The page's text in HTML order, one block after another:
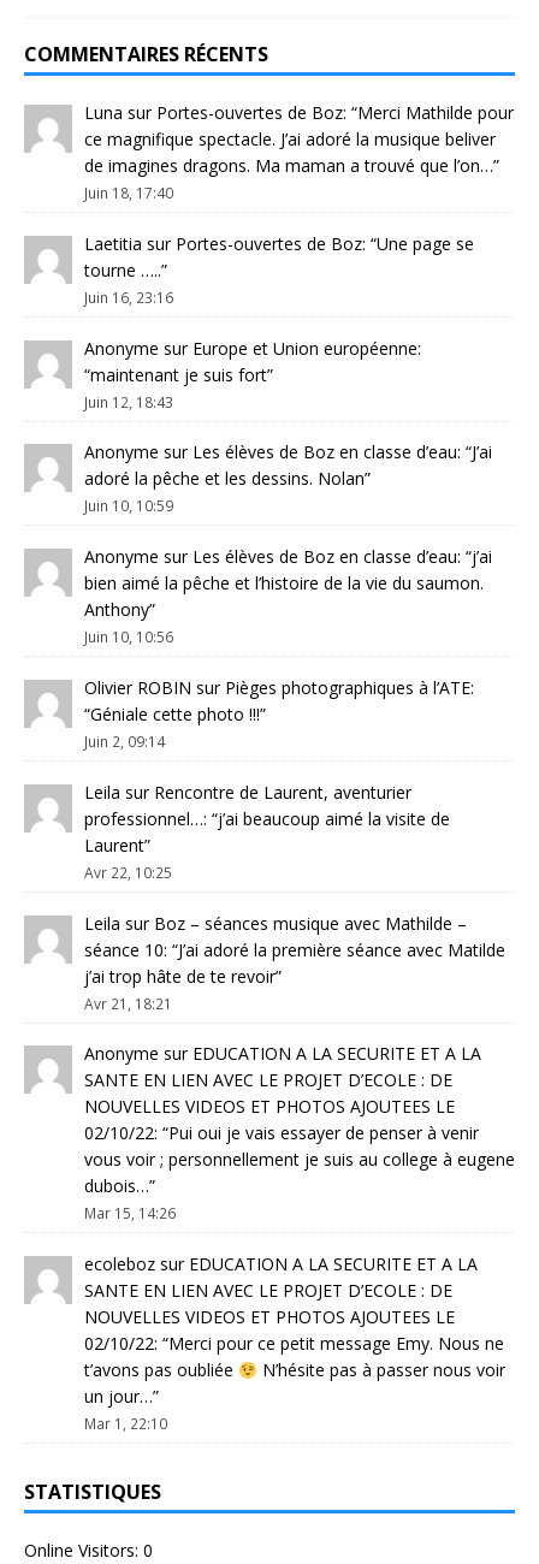
COMMENTAIRES RÉCENTS
Luna sur Portes-ouvertes de Boz: “Merci Mathilde pour
ce magnifique spectacle. J’ai adoré la musique beliver
de imagines dragons. Ma maman a trouvé que l’on…”
Juin 18, 17:40
Laetitia sur Portes-ouvertes de Boz: “Une page se
tourne …..”
Juin 16, 23:16
Anonyme sur Europe et Union européenne:
“maintenant je suis fort”
Juin 12, 18:43
Anonyme sur Les élèves de Boz en classe d’eau: “J’ai
adoré la pêche et les dessins. Nolan”
Juin 10, 10:59
Anonyme sur Les élèves de Boz en classe d’eau: “j’ai
bien aimé la pêche et l’histoire de la vie du saumon.
Anthony”
Juin 10, 10:56
Olivier ROBIN sur Pièges photographiques à l’ATE:
“Géniale cette photo !!!”
Juin 2, 09:14
Leila sur Rencontre de Laurent, aventurier
professionnel…: “j’ai beaucoup aimé la visite de
Laurent”
Avr 22, 10:25
Leila sur Boz – séances musique avec Mathilde –
séance 10: “J’ai adoré la première séance avec Matilde
j’ai trop hâte de te revoir”
Avr 21, 18:21
Anonyme sur EDUCATION A LA SECURITE ET A LA
SANTE EN LIEN AVEC LE PROJET D’ECOLE : DE
NOUVELLES VIDEOS ET PHOTOS AJOUTEES LE
02/10/22: “Pui oui je vais essayer de penser à venir
vous voir ; personnellement je suis au college à eugene
dubois…”
Mar 15, 14:26
ecoleboz sur EDUCATION A LA SECURITE ET A LA
SANTE EN LIEN AVEC LE PROJET D’ECOLE : DE
NOUVELLES VIDEOS ET PHOTOS AJOUTEES LE
02/10/22: “Merci pour ce petit message Emy. Nous ne
t’avons pas oubliée
N’hésite pas à passer nous voir
un jour…”
Mar 1, 22:10
STATISTIQUES
Online Visitors: 0